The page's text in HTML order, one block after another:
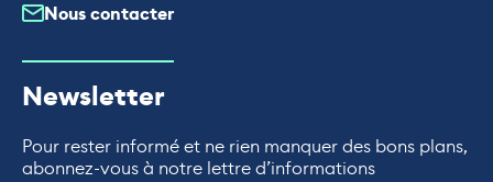
Nous contacter
Newsletter
Pour rester informé et ne rien manquer des bons plans,
abonnez-vous à notre lettre d’informations